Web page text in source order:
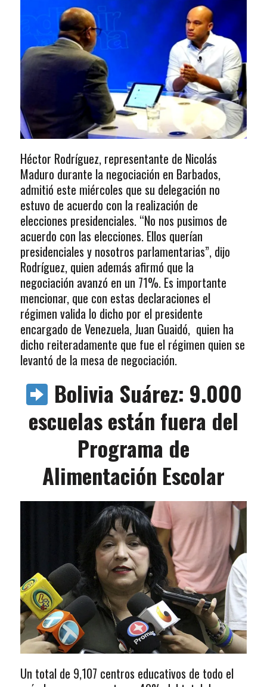
Héctor Rodríguez, representante de Nicolás
Maduro durante la negociación en Barbados,
admitió este miércoles que su delegación no
estuvo de acuerdo con la realización de
elecciones presidenciales. “No nos pusimos de
acuerdo con las elecciones. Ellos querían
presidenciales y nosotros parlamentarias”, dijo
Rodríguez, quien además afirmó que la
negociación avanzó en un 71%. Es importante
mencionar, que con estas declaraciones el
régimen valida lo dicho por el presidente
encargado de Venezuela, Juan Guaidó, quien ha
dicho reiteradamente que fue el régimen quien se
levantó de la mesa de negociación.
Bolivia Suárez: 9.000
escuelas están fuera del
Programa de
Alimentación Escolar
Un total de 9,107 centros educativos de todo el